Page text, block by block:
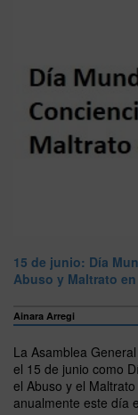
15 de junio: Día
Abuso y Maltrato en
Ainara Arregi
La Asamblea
el 15 de junio como
el Abuso y el
anualmente este día